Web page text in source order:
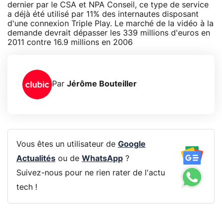
dernier par le CSA et NPA Conseil, ce type de service
a déjà été utilisé par 11% des internautes disposant
d'une connexion Triple Play. Le marché de la vidéo à la
demande devrait dépasser les 339 millions d'euros en
2011 contre 16.9 millions en 2006
Par Jérôme Bouteiller
Vous êtes un utilisateur de Google
Actualitésou de WhatsApp?
Suivez-nous pour ne rien rater de l'actu
tech !